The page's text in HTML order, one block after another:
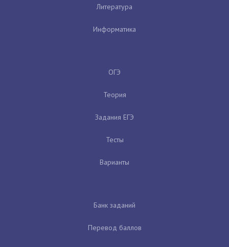
Литература
Информатика
ОГЭ
Теория
Задания ЕГЭ
Тесты
Варианты
Банк заданий
Перевод баллов